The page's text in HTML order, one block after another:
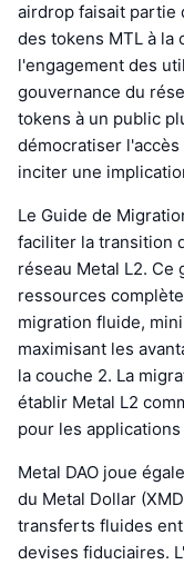
airdrop faisait
des tokens MTL à la
l'engagement des
gouvernance du
tokens à un public
démocratiser
inciter une
Le Guide de
faciliter la transition
réseau Metal L2.
ressources
migration fluide,
maximisant les
la couche 2. La
établir Metal L2
pour les
Metal DAO joue
du Metal Dollar
transferts fluides
devises fiduciaires.